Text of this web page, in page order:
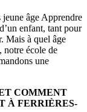
jeune âge Apprendre
enfant, tant pour
Mais à quel âge
notre école de
une
COMMENT
À FERRIÈRES-